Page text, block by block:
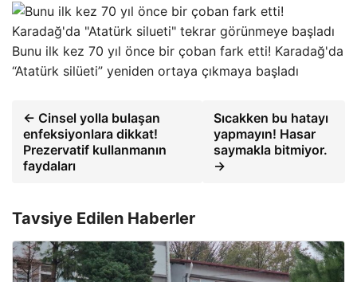
Bunu ilk kez 70 yıl önce bir çoban fark etti! Karadağ'da
“Atatürk silüeti” yeniden ortaya çıkmaya başladı
← Cinsel yolla bulaşan
enfeksiyonlara dikkat!
Prezervatif kullanmanın
faydaları
Sıcakken bu hatayı
yapmayın! Hasar
saymakla bitmiyor.
→
Tavsiye Edilen Haberler